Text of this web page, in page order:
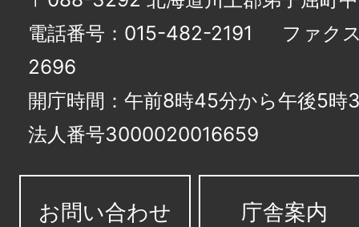
電話番号：015-482-2191
ファク
2696
開庁時間：午前8時45分から午後5時
法人番号3000020016659
お問い合わせ 庁舎案内